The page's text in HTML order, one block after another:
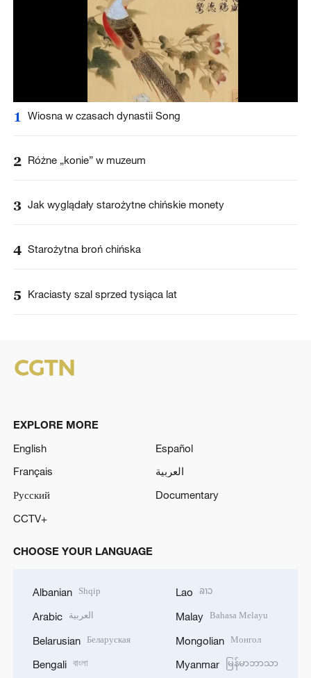
1 Wiosna w czasach dynastii Song
2 Różne „konie” w muzeum
3 Jak wyglądały starożytne chińskie monety
4 Starożytna broń chińska
5 Kraciasty szal sprzed tysiąca lat
EXPLORE MORE
English
Español
Français
العربية
Русский
Documentary
CCTV+
CHOOSE YOUR LANGUAGE
Albanian Shqip
Arabic العربية
Belarusian Беларуская
Bengali বাংলা
Lao ລາວ
Malay Bahasa Melayu
Mongolian Монгол
Myanmar မြန်မာဘာသာ